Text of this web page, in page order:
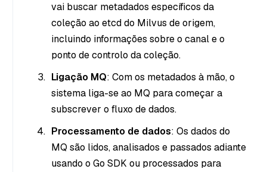
vai buscar metadados específicos da
coleção ao etcd do Milvus de origem,
incluindo informações sobre o canal e o
ponto de controlo da coleção.
Ligação MQ: Com os metadados à mão, o
sistema liga-se ao MQ para começar a
subscrever o fluxo de dados.
Processamento de dados: Os dados do
MQ são lidos, analisados e passados adiante
usando o Go SDK ou processados para